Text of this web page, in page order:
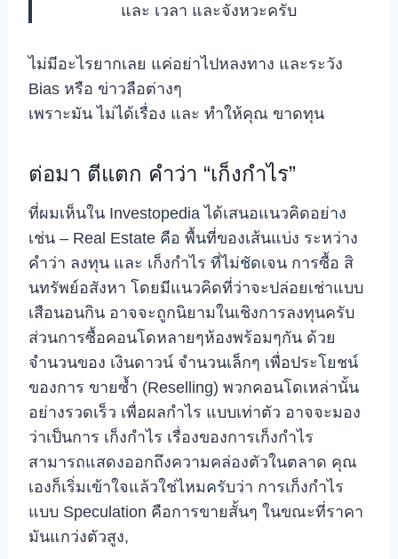
และ เวลา และจังหวะครับ
ไม่มีอะไรยากเลย แค่อย่าไปหลงทาง และระวัง
Bias หรือ ข่าวลือต่างๆ
เพราะมัน ไม่ได้เรื่อง และ ทำให้คุณ ขาดทุน
ต่อมา ตีแตก คำว่า “เก็งกำไร”
ที่ผมเห็นใน Investopedia ได้เสนอแนวคิดอย่าง
เช่น – Real Estate คือ พื้นที่ของเส้นแบ่ง ระหว่าง
คำว่า ลงทุน และ เก็งกำไร ที่ไม่ชัดเจน การซื้อ สิ
นทรัพย์อสังหา โดยมีแนวคิดที่ว่าจะปล่อยเช่าแบบ
เสือนอนกิน อาจจะถูกนิยามในเชิงการลงทุนครับ
ส่วนการซื้อคอนโดหลายๆห้องพร้อมๆกัน ด้วย
จำนวนของ เงินดาวน์ จำนวนเล็กๆ เพื่อประโยชน์
ของการ ขายซ้ำ (Reselling) พวกคอนโดเหล่านั้น
อย่างรวดเร็ว เพื่อผลกำไร แบบเท่าตัว อาจจะมอง
ว่าเป็นการ เก็งกำไร เรื่องของการเก็งกำไร
สามารถแสดงออกถึงความคล่องตัวในตลาด คุณ
เองก็เริ่มเข้าใจแล้วใช่ไหมครับว่า การเก็งกำไร
แบบ Speculation คือการขายสั้นๆ ในขณะที่ราคา
มันแกว่งตัวสูง,